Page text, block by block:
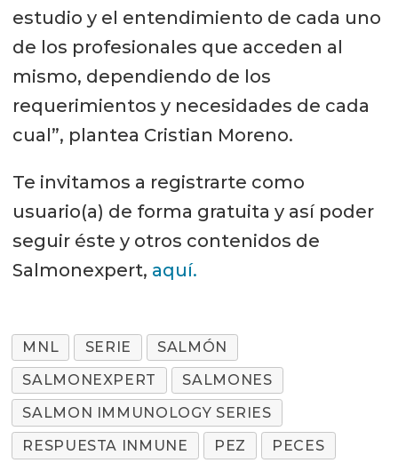
estudio y el entendimiento de cada uno
de los profesionales que acceden al
mismo, dependiendo de los
requerimientos y necesidades de cada
cual”, plantea Cristian Moreno.
Te invitamos a registrarte como
usuario(a) de forma gratuita y así poder
seguir éste y otros contenidos de
Salmonexpert, aquí.
MNL SERIE
SALMÓN
SALMONEXPERT
SALMONES
SALMON IMMUNOLOGY SERIES
RESPUESTA INMUNE
PEZ
PECES